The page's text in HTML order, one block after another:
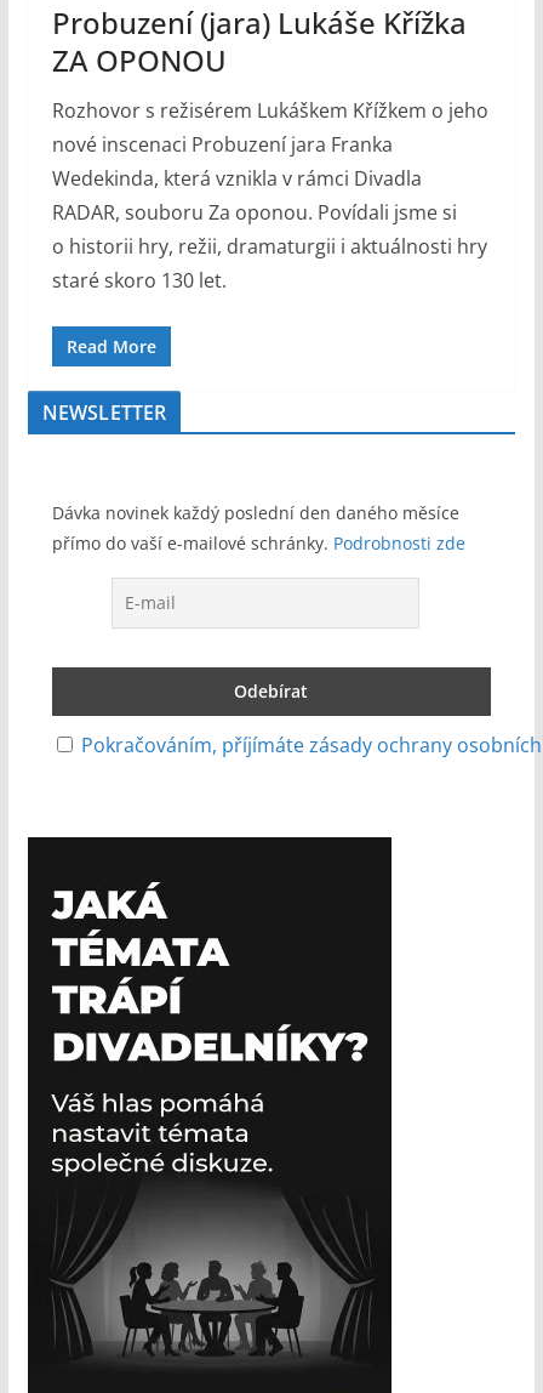
Probuzení (jara) Lukáše Křížka
ZA OPONOU
Rozhovor s režisérem Lukáškem Křížkem o jeho
nové inscenaci Probuzení jara Franka
Wedekinda, která vznikla v rámci Divadla
RADAR, souboru Za oponou. Povídali jsme si
o historii hry, režii, dramaturgii i aktuálnosti hry
staré skoro 130 let.
Read More
NEWSLETTER
Dávka novinek každý poslední den daného měsíce
přímo do vaší e-mailové schránky. Podrobnosti zde
Pokračováním, příjímáte zásady ochrany